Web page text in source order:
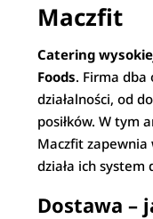
Maczfit
Catering
Foods. Firma dba
działalności, od
posiłków. W tym
Maczfit zapewnia
działa ich system
Dostawa –